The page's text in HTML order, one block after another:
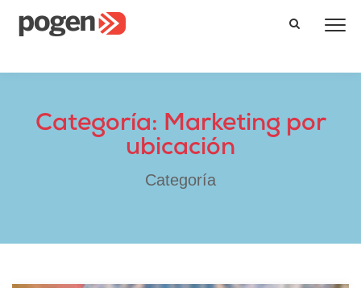
Categoría: Marketing por
ubicación
Categoría